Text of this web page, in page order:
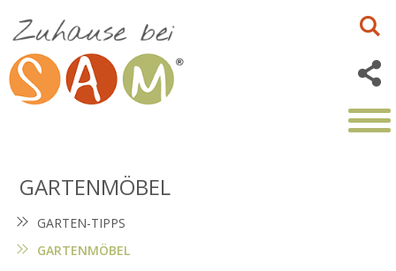
GARTENMÖBEL
GARTEN-TIPPS
GARTENMÖBEL